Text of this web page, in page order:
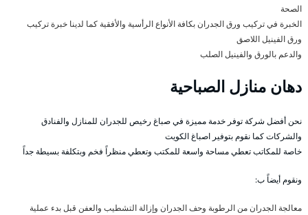
الصحة
الخبرة في تركيب ورق الجدران بكافة الأنواع الرأسية والأفقية كما لدينا خبرة تركيب
ورق الفينيل اللاصق
والدعم بالورق والفينيل الصلب
دهان منازل الصباحية
نحن أفضل شركة توفر خدمة مميزة في صباغ رخيص للجدران للمنازل والفنادق
والشركات كما نقوم بتوفير اصباغ الكويت
خاصة للمكاتب تعطي مساحة واسعة للمكتب وتعطي منظراً فخم وبتكلفة بسيطة جداً
ونقوم أيضاً ب:
معالجة الجدران من الرطوبة وحف الجدران وإزالة التشطيب والعفن قبل بدء عملية